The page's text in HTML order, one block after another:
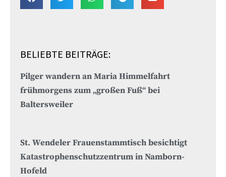
BELIEBTE BEITRÄGE:
Pilger wandern an Maria Himmelfahrt
frühmorgens zum „großen Fuß“ bei
Baltersweiler
St. Wendeler Frauenstammtisch besichtigt
Katastrophenschutzzentrum in Namborn-
Hofeld